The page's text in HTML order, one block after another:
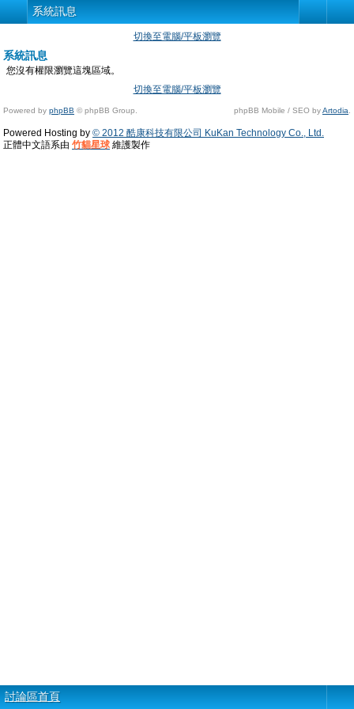
系統訊息
切換至電腦/平板瀏覽
系統訊息
您沒有權限瀏覽這塊區域。
切換至電腦/平板瀏覽
Powered by phpBB © phpBB Group. phpBB Mobile / SEO byArtodia
Powered Hosting by © 2012 酷康科技有限公司 KuKan Technology Co., Ltd.
正體中文語系由 竹貓星球 維護製作
討論區首頁